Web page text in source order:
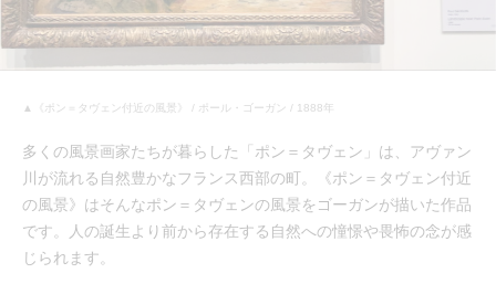
▲《ポン＝タヴェン付近の風景》 / ポール・ゴーガン / 1888年
多くの風景画家たちが暮らした「ポン＝タヴェン」は、アヴァン
川が流れる自然豊かなフランス西部の町。《ポン＝タヴェン付近
の風景》はそんなポン＝タヴェンの風景をゴーガンが描いた作品
です。人の誕生より前から存在する自然への憧憬や畏怖の念が感
じられます。